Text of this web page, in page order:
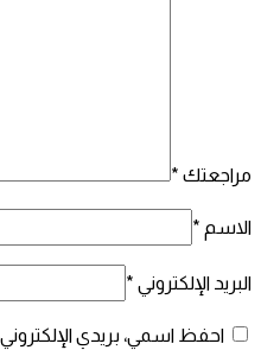
مراجعتك *
الاسم *
البريد الإلكتروني *
احفظ اسمي، بريدي